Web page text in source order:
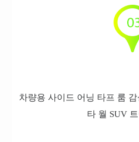
차량용 사이드 어닝 타프 룸
타 월 SUV